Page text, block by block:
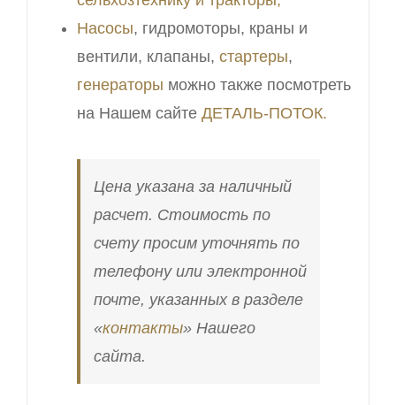
Насосы, гидромоторы, краны и
вентили, клапаны, стартеры,
генераторы можно также посмотреть
на Нашем сайте ДЕТАЛЬ-ПОТОК.
Цена указана за наличный
расчет. Стоимость по
счету просим уточнять по
телефону или электронной
почте, указанных в разделе
«контакты» Нашего
сайта.